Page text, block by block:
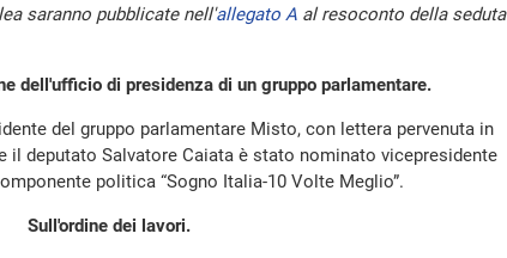
saranno pubblicate nell'allegato A al resoconto della seduta
dell'ufficio di presidenza di un gruppo parlamentare.
del gruppo parlamentare Misto, con lettera pervenuta in
il deputato Salvatore Caiata è stato nominato vicepresidente
politica “Sogno Italia-10 Volte Meglio”.
Sull'ordine dei lavori.